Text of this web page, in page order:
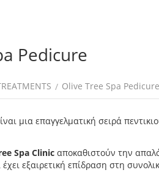
Pedicure
/ Olive Tree Spa Pedicure
μια επαγγελματική σειρά
Spa Clinic αποκαθιστούν την
έχει εξαιρετική επίδραση στη